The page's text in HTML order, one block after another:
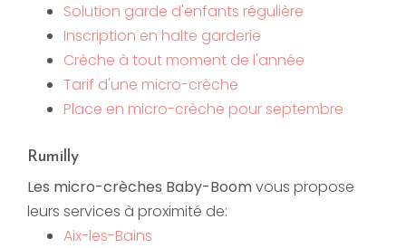
Solution garde d'enfants régulière
Inscription en halte garderie
Crèche à tout moment de l'année
Tarif d'une micro-crèche
Place en micro-crèche pour septembre
Rumilly
Les micro-crèches Baby-Boomvous propose
leurs services à proximité de:
Aix-les-Bains